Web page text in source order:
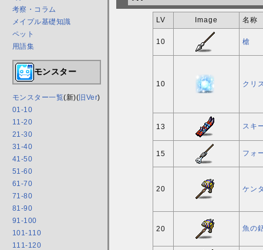
考察・コラム
メイプル基礎知識
ペット
用語集
モンスター
モンスター一覧(新)( 旧Ver)
01-10
11-20
21-30
31-40
41-50
51-60
61-70
71-80
81-90
91-100
101-110
111-120
LV Image 名称
10 槍
10 クリ
13 スキ
15 フォ
20 ケン
20 魚の